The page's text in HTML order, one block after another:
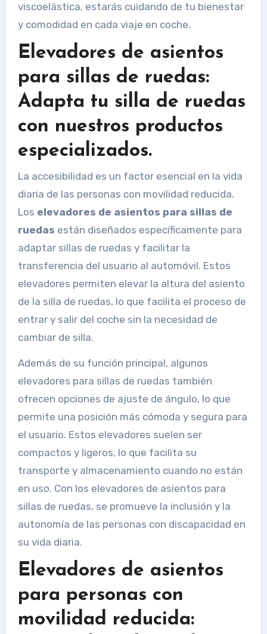
viscoelástica, estarás cuidando de tu bienestar
y comodidad en cada viaje en coche.
Elevadores de asientos
para sillas de ruedas:
Adapta tu silla de ruedas
con nuestros productos
especializados.
La accesibilidad es un factor esencial en la vida
diaria de las personas con movilidad reducida.
Los elevadores de asientos para sillas de
ruedas están diseñados específicamente para
adaptar sillas de ruedas y facilitar la
transferencia del usuario al automóvil. Estos
elevadores permiten elevar la altura del asiento
de la silla de ruedas, lo que facilita el proceso de
entrar y salir del coche sin la necesidad de
cambiar de silla.
Además de su función principal, algunos
elevadores para sillas de ruedas también
ofrecen opciones de ajuste de ángulo, lo que
permite una posición más cómoda y segura para
el usuario. Estos elevadores suelen ser
compactos y ligeros, lo que facilita su
transporte y almacenamiento cuando no están
en uso. Con los elevadores de asientos para
sillas de ruedas, se promueve la inclusión y la
autonomía de las personas con discapacidad en
su vida diaria.
Elevadores de asientos
para personas con
movilidad reducida: